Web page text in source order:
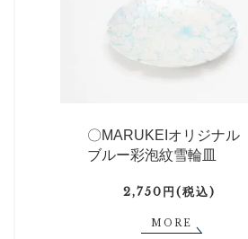
〇MARUKEIオリジナル
ブルー彩泡紋雪輪皿
2,750円(税込)
MORE